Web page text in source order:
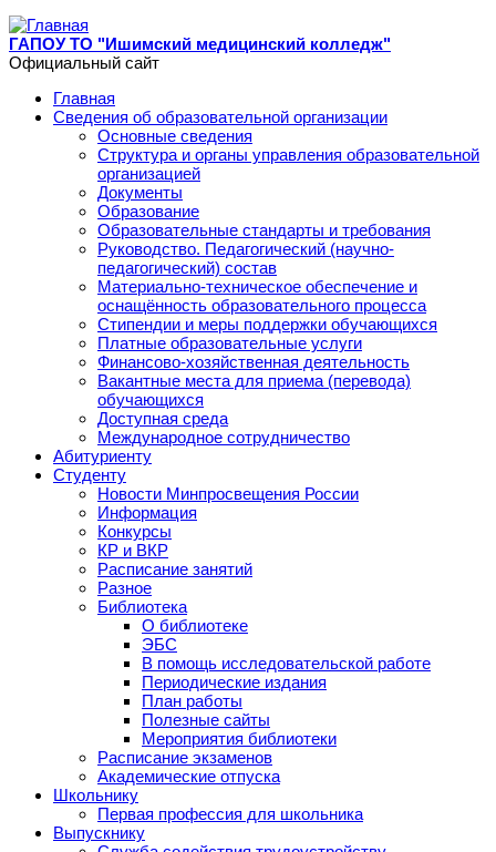
Перейти к основному содержанию
ГАПОУ ТО "Ишимский медицинский колледж"
Официальный сайт
Главная
Сведения об образовательной организации
Основные сведения
Структура и органы управления образовательной
организацией
Документы
Образование
Образовательные стандарты и требования
Руководство. Педагогический (научно-
педагогический) состав
Материально-техническое обеспечение и
оснащённость образовательного процесса
Стипендии и меры поддержки обучающихся
Платные образовательные услуги
Финансово-хозяйственная деятельность
Вакантные места для приема (перевода)
обучающихся
Доступная среда
Международное сотрудничество
Абитуриенту
Студенту
Новости Минпросвещения России
Информация
Конкурсы
КР и ВКР
Расписание занятий
Разное
Библиотека
О библиотеке
ЭБС
В помощь исследовательской работе
Периодические издания
План работы
Полезные сайты
Мероприятия библиотеки
Расписание экзаменов
Академические отпуска
Школьнику
Первая профессия для школьника
Выпускнику